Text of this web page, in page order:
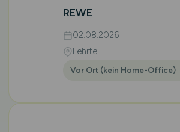
REWE
02.08.2026
Lehrte
Vor Ort (kein Home-Office)